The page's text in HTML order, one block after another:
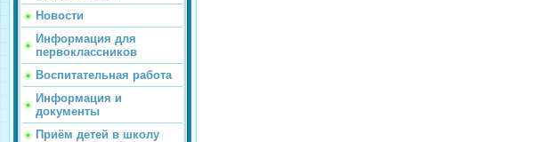
Новости
Информация для
первоклассников
Воспитательная работа
Информация и
документы
Приём детей в школу